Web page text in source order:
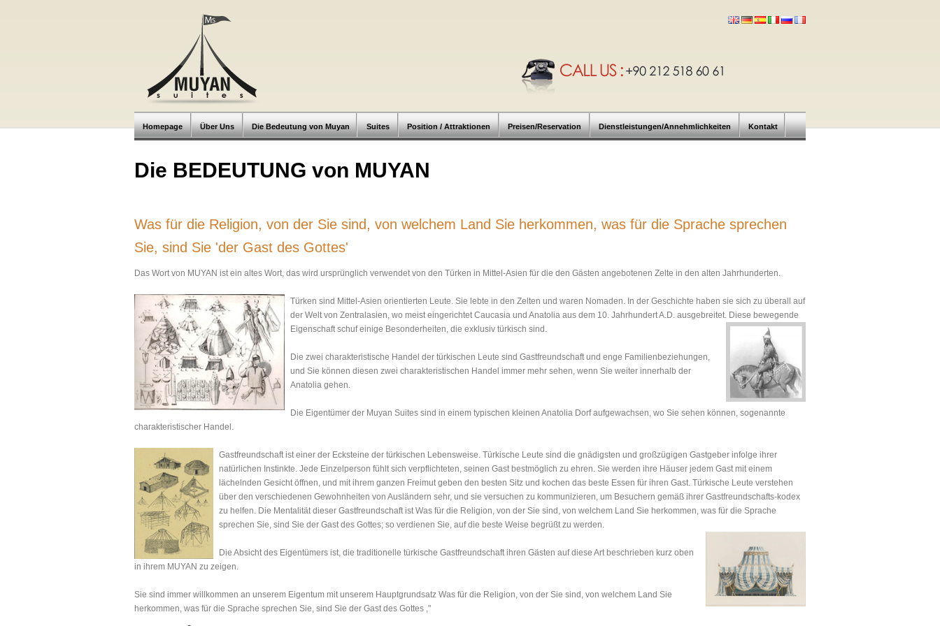
Homepage Über Uns Die Bedeutung von Muyan Suites Position / Attraktionen Preisen/Reservation Dienstleistungen/Annehmlichkeiten Kontakt
Die BEDEUTUNG von MUYAN
Was für die Religion, von der Sie sind, von welchem Land Sie herkommen, was für die Sprache sprechen
Sie, sind Sie 'der Gast des Gottes'
Das Wort von MUYAN ist ein altes Wort, das wird ursprünglich verwendet von den Türken in Mittel-Asien für die den Gästen angebotenen Zelte in den alten Jahrhunderten.
Türken sind Mittel-Asien orientierten Leute. Sie lebte in den Zelten und waren Nomaden. In der Geschichte haben sie sich zu überall auf
der Welt von Zentralasien, wo meist eingerichtet Caucasia und Anatolia aus dem 10. Jahrhundert A.D. ausgebreitet. Diese bewegende
Eigenschaft schuf einige Besonderheiten, die exklusiv türkisch sind.
Die zwei charakteristische Handel der türkischen Leute sind Gastfreundschaft und enge Familienbeziehungen,
und Sie können diesen zwei charakteristischen Handel immer mehr sehen, wenn Sie weiter innerhalb der
Anatolia gehen.
Die Eigentümer der Muyan Suites sind in einem typischen kleinen Anatolia Dorf aufgewachsen, wo Sie sehen können, sogenannte
charakteristischer Handel.
Gastfreundschaft ist einer der Ecksteine der türkischen Lebensweise. Türkische Leute sind die gnädigsten und großzügigen Gastgeber infolge ihrer
natürlichen Instinkte. Jede Einzelperson fühlt sich verpflichteten, seinen Gast bestmöglich zu ehren. Sie werden ihre Häuser jedem Gast mit einem
lächelnden Gesicht öffnen, und mit ihrem ganzen Freimut geben den besten Sitz und kochen das beste Essen für ihren Gast. Türkische Leute verstehen
über den verschiedenen Gewohnheiten von Ausländern sehr, und sie versuchen zu kommunizieren, um Besuchern gemäß ihrer Gastfreundschafts-kodex
zu helfen. Die Mentalität dieser Gastfreundschaft ist Was für die Religion, von der Sie sind, von welchem Land Sie herkommen, was für die Sprache
sprechen Sie, sind Sie der Gast des Gottes; so verdienen Sie, auf die beste Weise begrüßt zu werden.
Die Absicht des Eigentümers ist, die traditionelle türkische Gastfreundschaft ihren Gästen auf diese Art beschrieben kurz oben
in ihrem MUYAN zu zeigen.
Sie sind immer willkommen an unserem Eigentum mit unserem Hauptgrundsatz Was für die Religion, von der Sie sind, von welchem Land Sie
herkommen, was für die Sprache sprechen Sie, sind Sie der Gast des Gottes ,"